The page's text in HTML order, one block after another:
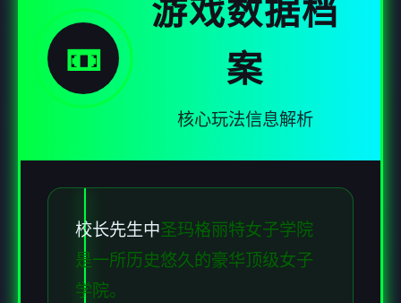
📼
游戏数据档
案
核心玩法信息解析
校长先生中圣玛格丽特女子学院
是一所历史悠久的豪华顶级女子
学院。